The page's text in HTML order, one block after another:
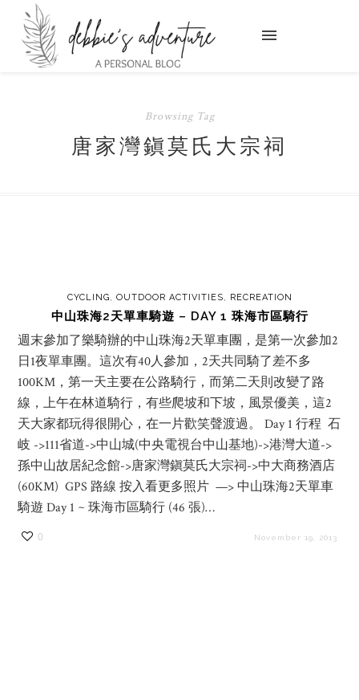
Browsing Tag
唐家灣鎭莫氏大宗祠
CYCLING, OUTDOOR ACTIVITIES, RECREATION
中山珠海2天單車騎遊 – DAY 1 珠海市區騎行
週末參加了樂騎辦的中山珠海2天單車團，是第一次參加2
日1夜單車團。這次有40人參加，2天共同騎了差不多
100KM，第一天主要在公路騎行，而第二天則改變了路
線，上午在林道騎行，有些爬坡和下坡，風景優美，這2
天大家都玩得很開心，在一片歡笑聲渡過。 Day 1 行程 石
岐 ->111省道->中山城(中央電視台中山基地)->港灣大道->
孫中山故居紀念館->唐家灣鎭莫氏大宗祠->中大商務酒店
(60KM) GPS 路線 按入看更多照片 —> 中山珠海2天單車
騎遊 Day 1 ~ 珠海市區騎行 (46 張)…
0 November 19, 2013